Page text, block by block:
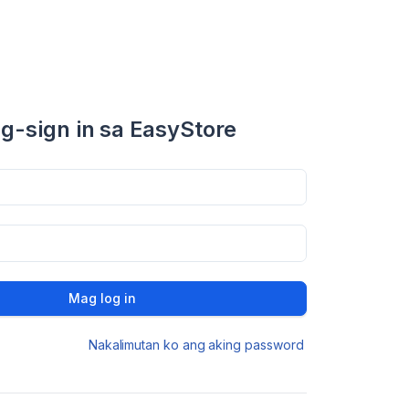
sign in sa EasyStore
Mag log in
Nakalimutan ko ang aking password